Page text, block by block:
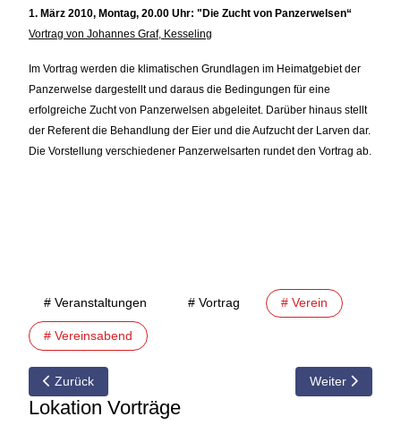
1. März 2010, Montag, 20.00 Uhr: "Die Zucht von Panzerwelsen“
Vortrag von Johannes Graf, Kesseling
Im Vortrag werden die klimatischen Grundlagen im Heimatgebiet der
Panzerwelse dargestellt und daraus die Bedingungen für eine
erfolgreiche Zucht von Panzerwelsen abgeleitet. Darüber hinaus stellt
der Referent die Behandlung der Eier und die Aufzucht der Larven dar.
Die Vorstellung verschiedener Panzerwelsarten rundet den Vortrag ab.
# Veranstaltungen # Vortrag # Verein
# Vereinsabend
Vorheriger Beitrag: 12.04.2010 Vorschau auf den
Zurück Nächster
Weiter
Lokation Vorträge